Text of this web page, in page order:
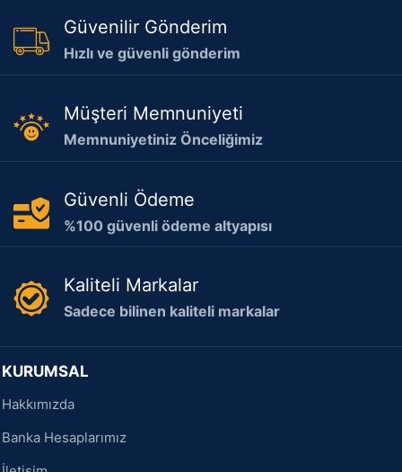
Güvenilir Gönderim
Hızlı ve güvenli gönderim
Müşteri Memnuniyeti
Memnuniyetiniz Önceliğimiz
Güvenli Ödeme
%100 güvenli ödeme altyapısı
Kaliteli Markalar
Sadece bilinen kaliteli markalar
KURUMSAL
Hakkımızda
Banka Hesaplarımız